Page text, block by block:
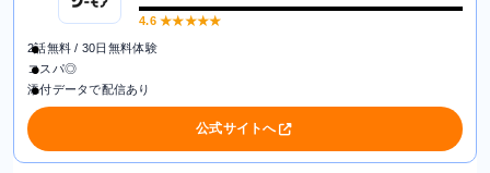
4.6★★★★★
2話無料 / 30日無料体験
コスパ◎
添付データで配信あり
公式サイトへ